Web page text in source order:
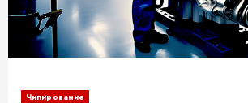
Чипирование